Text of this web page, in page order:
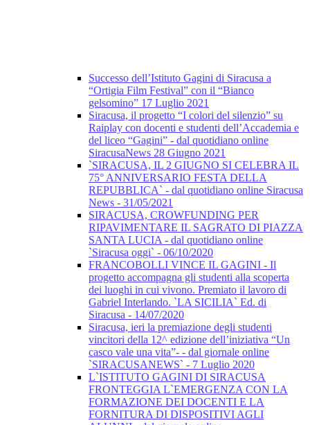
Successo dell’Istituto Gagini di Siracusa a
“Ortigia Film Festival” con il “Bianco
gelsomino” 17 Luglio 2021
Siracusa, il progetto “I colori del silenzio” su
Raiplay con docenti e studenti dell’Accademia e
del liceo “Gagini” - dal quotidiano online
SiracusaNews 28 Giugno 2021
`SIRACUSA, IL 2 GIUGNO SI CELEBRA IL
75° ANNIVERSARIO FESTA DELLA
REPUBBLICA` - dal quotidiano online Siracusa
News - 31/05/2021
SIRACUSA, CROWFUNDING PER
RIPAVIMENTARE IL SAGRATO DI PIAZZA
SANTA LUCIA - dal quotidiano online
`Siracusa oggi` - 06/10/2020
FRANCOBOLLI VINCE IL GAGINI - Il
progetto accompagna gli studenti alla scoperta
dei luoghi in cui vivono. Premiato il lavoro di
Gabriel Interlando. `LA SICILIA` Ed. di
Siracusa - 14/07/2020
Siracusa, ieri la premiazione degli studenti
vincitori della 12^ edizione dell’iniziativa “Un
casco vale una vita”- - dal giornale online
`SIRACUSANEWS` - 7 Luglio 2020
L`ISTITUTO GAGINI DI SIRACUSA
FRONTEGGIA L`EMERGENZA CON LA
FORMAZIONE DEI DOCENTI E LA
FORNITURA DI DISPOSITIVI AGLI